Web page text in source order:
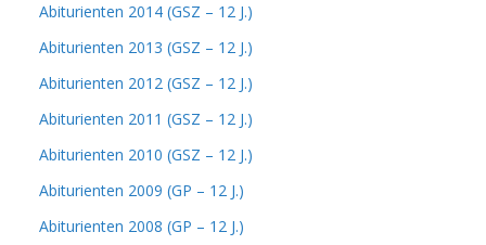
Abiturienten 2014 (GSZ – 12 J.)
Abiturienten 2013 (GSZ – 12 J.)
Abiturienten 2012 (GSZ – 12 J.)
Abiturienten 2011 (GSZ – 12 J.)
Abiturienten 2010 (GSZ – 12 J.)
Abiturienten 2009 (GP – 12 J.)
Abiturienten 2008 (GP – 12 J.)